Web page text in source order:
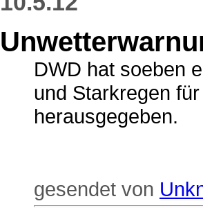
DWD hat soeben
und Starkregen
herausgegeben.
gesendet von